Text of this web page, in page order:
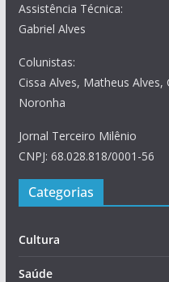
Assistência Técnica:
Gabriel Alves
Colunistas:
Cissa Alves, Matheus
Noronha
Jornal Terceiro Milênio
CNPJ: 68.028.818/0001-56
Categorias
Cultura
Saúde